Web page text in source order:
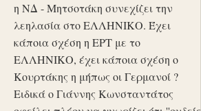
η ΝΔ - Μητσοτάκη συνεχίζει την
λεηλασία στο ΕΛΛΗΝΙΚΟ. Έχει
κάποια σχέση η ΕΡΤ με το
ΕΛΛΗΝΙΚΟ, έχει κάποια σχέση ο
Κουρτάκης η μήπως οι Γερμανοί ?
Ειδικά ο Γιάννης Κωνσταντάτος